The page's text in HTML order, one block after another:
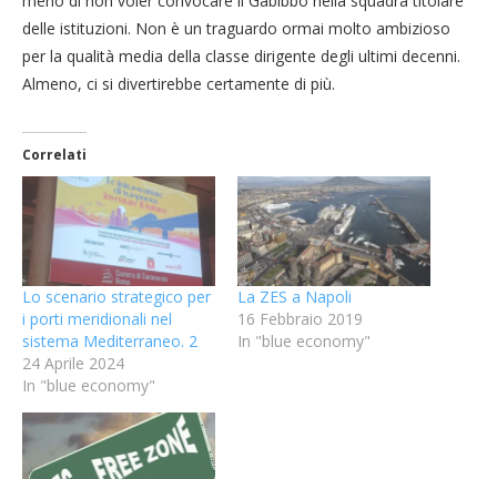
delle istituzioni. Non è un traguardo ormai molto ambizioso
per la qualità media della classe dirigente degli ultimi decenni.
Almeno, ci si divertirebbe certamente di più.
Correlati
Lo scenario strategico per
i porti meridionali nel
sistema Mediterraneo. 2
24 Aprile 2024
In "blue economy"
La ZES a Napoli
16 Febbraio 2019
In "blue economy"